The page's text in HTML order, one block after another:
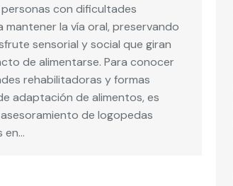
con dificultades
mantener la vía oral, preservando
sensorial y social que giran
de alimentarse. Para conocer
rehabilitadoras y formas
adaptación de alimentos, es
de logopedas
en…